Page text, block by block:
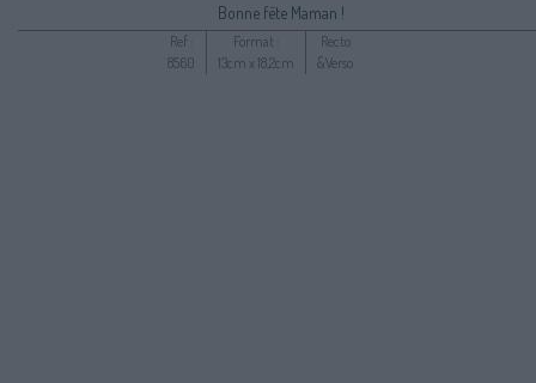
Bonne fête Maman !
Ref :
8560
Format :
13cm x 18,2cm
Recto
&Verso